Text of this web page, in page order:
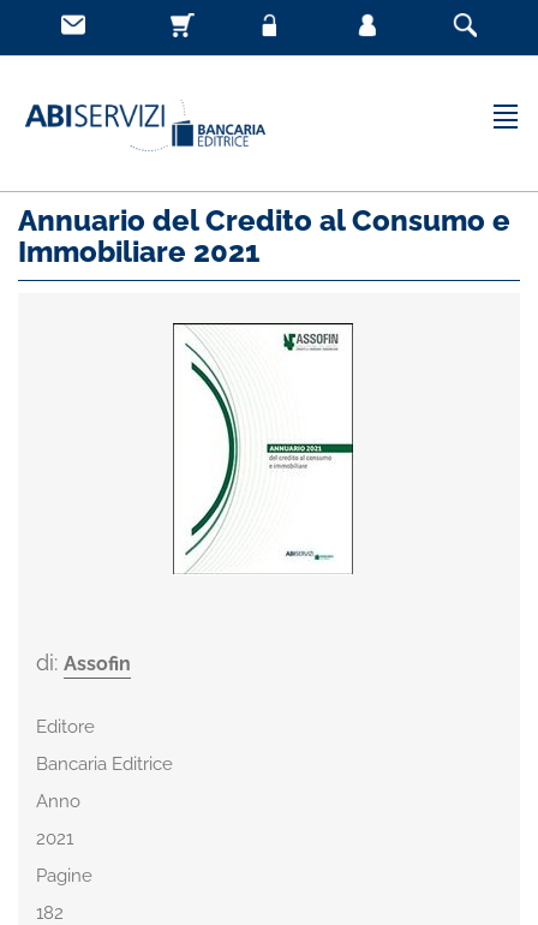
Annuario del Credito al Consumo e
Immobiliare 2021
di: Assofin
Editore
Bancaria Editrice
Anno
2021
Pagine
182